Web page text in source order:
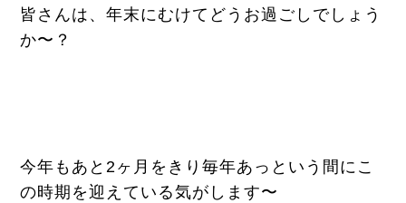
皆さんは、年末にむけてどうお過ごしでしょう
か〜？
今年もあと2ヶ月をきり毎年あっという間にこ
の時期を迎えている気がします〜